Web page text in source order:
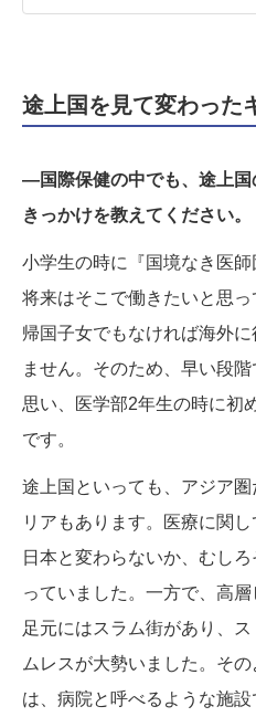
途上国を見て変わった
―国際保健の中でも、途上国
きっかけを教えてください。
小学生の時に『国境なき医師
将来はそこで働きたいと思っ
帰国子女でもなければ海外
ません。そのため、早い段
思い、医学部2年生の時に初
です。
途上国といっても、アジア
リアもあります。医療に関
日本と変わらないか、むし
っていました。一方で、高
足元にはスラム街があり、
ムレスが大勢いました。そ
は、病院と呼べるような施設